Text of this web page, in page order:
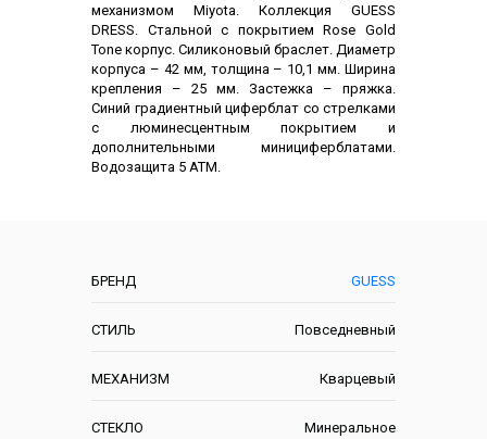
БРЕНД GUESS
СТИЛЬ Повседневный
МЕХАНИЗМ Кварцевый
СТЕКЛО Минеральное
механизмом Miyota. Коллекция GUESS
DRESS. Стальной с покрытием Rose Gold
Tone корпус. Силиконовый браслет. Диаметр
корпуса – 42 мм, толщина – 10,1 мм. Ширина
крепления – 25 мм. Застежка – пряжка.
Синий градиентный циферблат со стрелками
с люминесцентным покрытием и
дополнительными минициферблатами.
Водозащита 5 АТМ.